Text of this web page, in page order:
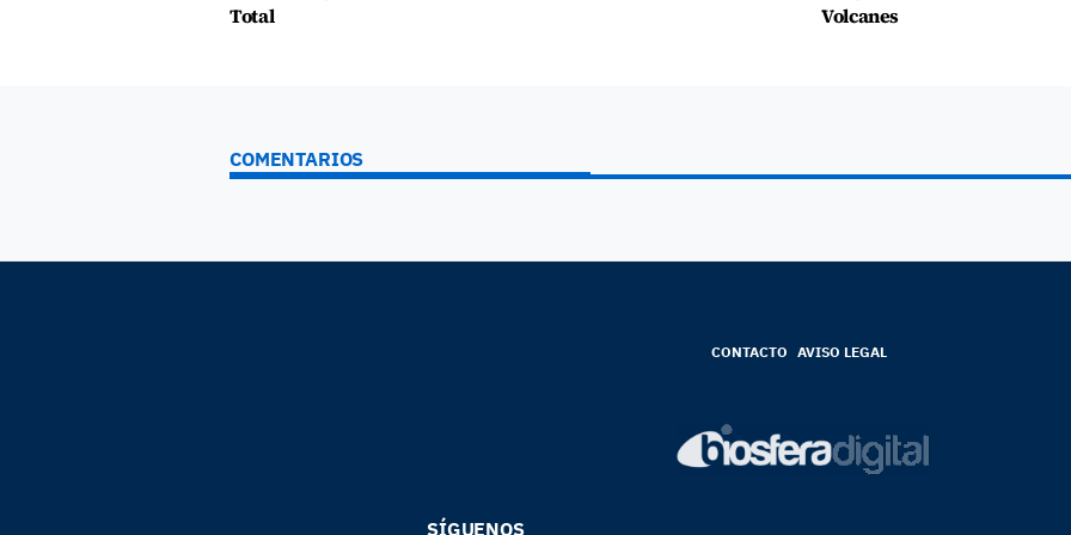
Total
Volcanes
COMENTARIOS
CONTACTO AVISO LEGAL
SÍGUENOS